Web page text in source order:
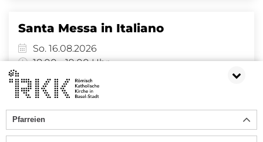
Santa Messa in Italiano
So. 16.08.2026
18:00 - 19:00 Uhr
Gottesdienst
St. Clara, Claraplatz 6, 4058 Basel
1 2 3 4 5 6 7 8 9 10 ... 148
Pfarreien